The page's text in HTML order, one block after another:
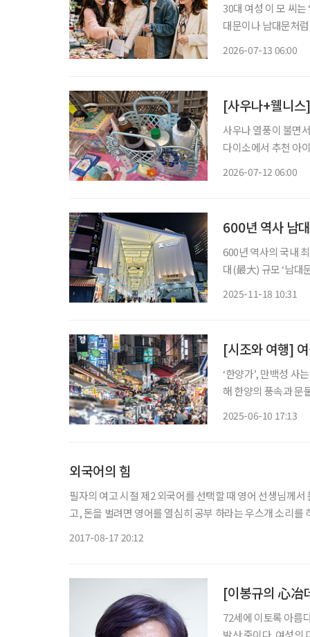
30대 여성 이 모 씨
대문이나 남대문처
2026-07-13 06:00
[사우나+웰니
사우나 열풍이 불면
다이소에서 추천 아
2026-07-12 06:00
600년 역사 남
600년 역사의 국내
대(最大) 규모 ‘남대
2025-11-18 10:31
[시조와 여행]
‘한양가’, 만백성 사는 모습 다 있네 신원미상의 한산
해 한양의 풍속과 문
2025-06-10 17:13
외국어의 힘
필자의 여고 시절 제2 외국어를 선택할 때 영어 선생님께
고, 돈을 벌려면 영어를 열심히 공부 하라는 우스개 소리를 하셨다. 오래 전에 작고하신 친정 아버지는 의사이면서
2017-08-17 20:12
72세에 이토록 아름